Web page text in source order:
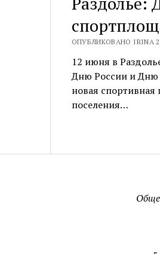
ОПУБЛИКОВАНО IRINA
12 июня в
Дню России и Дню
новая
поселения…